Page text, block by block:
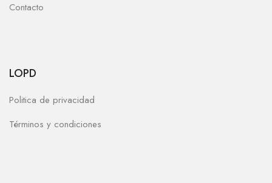
Contacto
LOPD
Politica de privacidad
Términos y condiciones